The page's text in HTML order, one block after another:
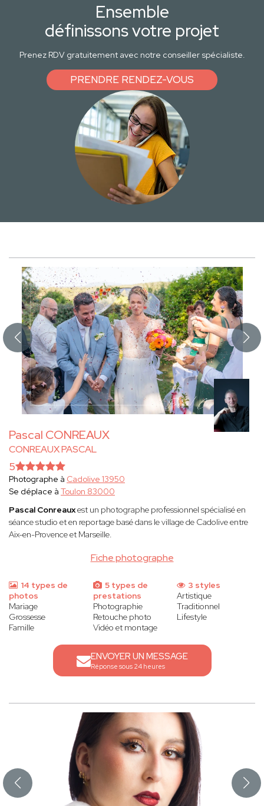
Ensemble
définissons votre projet
Prenez RDV gratuitement avec notre conseiller spécialiste.
PRENDRE RENDEZ-VOUS
Pascal CONREAUX
CONREAUX PASCAL
Fiche photographe
5
Photographe à Cadolive 13950
Se déplace à Toulon 83000
Pascal Conreauxest un photographe professionnel spécialisé en
séance studio et en reportage basé dans le village de Cadolive entre
Aix-en-Provence et Marseille.
14 types de
photos
Mariage
Grossesse
Famille
5 types de
prestations
Photographie
Retouche photo
Vidéo et montage
3 styles
Artistique
Traditionnel
Lifestyle
ENVOYER UN MESSAGE
Réponse sous 24 heures